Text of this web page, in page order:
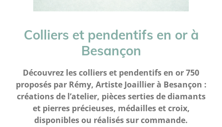
Colliers et pendentifs en or à
Besançon
Découvrez les colliers et pendentifs en or 750
proposés par Rémy, Artiste Joaillier à Besançon :
créations de l’atelier, pièces serties de diamants
et pierres précieuses, médailles et croix,
disponibles ou réalisés sur commande.